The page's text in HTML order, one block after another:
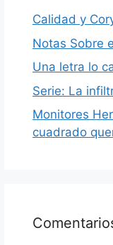
Calidad y
Notas Sobre
Una letra lo
Serie: La
Monitores
cuadrado